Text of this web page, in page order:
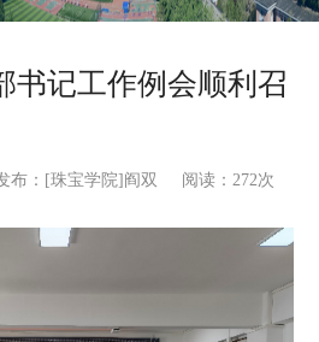
书记工作例会顺利召
布：[珠宝学院]阎双 阅读： 272次